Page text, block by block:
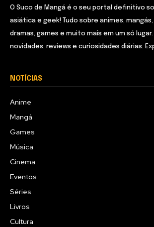
O Suco de Mangá é o seu portal definitivo
asiática e geek! Tudo sobre animes, mangás,
dramas, games e muito mais em um só
novidades, reviews e curiosidades diárias.
NOTÍCIAS
Anime
Mangá
Games
Música
Cinema
Eventos
Séries
Livros
Cultura